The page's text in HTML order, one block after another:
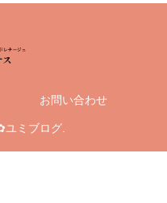
お問い合わせ
ミブログ.